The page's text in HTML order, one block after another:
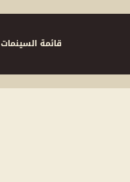
قائمة السينمات